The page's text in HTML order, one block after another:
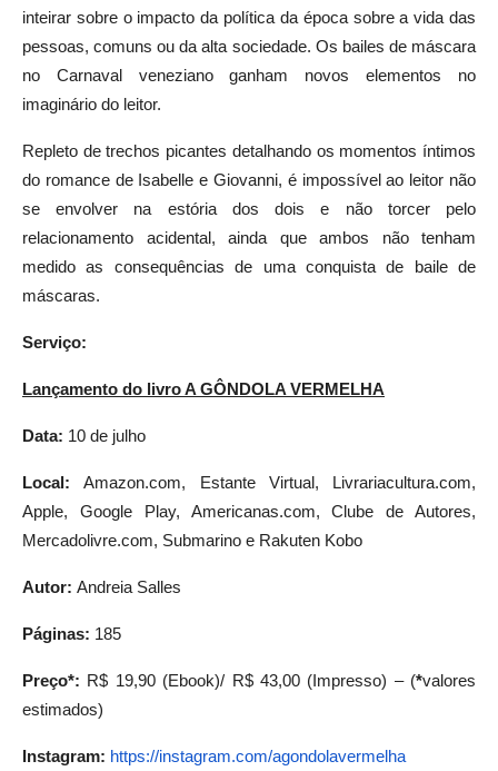
inteirar sobre o impacto da política da época sobre a vida das
pessoas, comuns ou da alta sociedade. Os bailes de máscara
no Carnaval veneziano ganham novos elementos no
imaginário do leitor.
Repleto de trechos picantes detalhando os momentos íntimos
do romance de Isabelle e Giovanni, é impossível ao leitor não
se envolver na estória dos dois e não torcer pelo
relacionamento acidental, ainda que ambos não tenham
medido as consequências de uma conquista de baile de
máscaras.
Serviço:
Lançamento do livro A GÔNDOLA VERMELHA
Data: 10 de julho
Local:Amazon.com, Estante Virtual, Livrariacultura.com,
Apple, Google Play, Americanas.com, Clube de Autores,
Mercadolivre.com, Submarino e Rakuten Kobo
Autor: Andreia Salles
Páginas: 185
Preço*: R$ 19,90 (Ebook)/ R$ 43,00 (Impresso) – (*valores
estimados)
Instagram: https://instagram.com/agondolavermelha